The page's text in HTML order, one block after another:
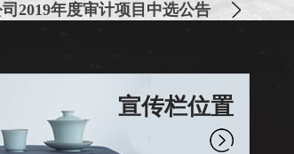
2019年度审计项目中选公告
宣传栏位置